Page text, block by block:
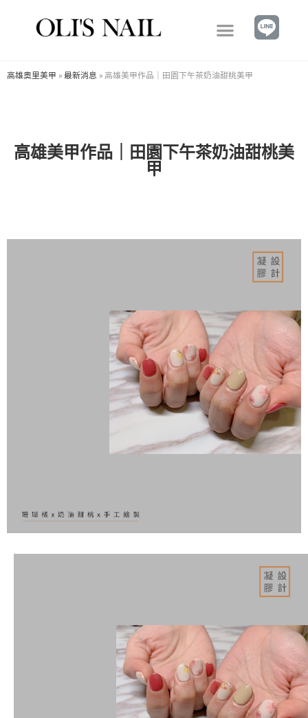
高雄奧里美甲 » 最新消息 » 高雄美甲作品｜田園下午茶奶油甜桃美甲
高雄美甲作品｜田園下午茶奶油甜桃美
甲